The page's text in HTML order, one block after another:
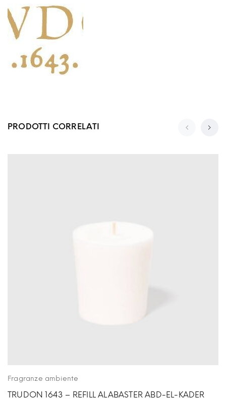
PRODOTTI CORRELATI
Fragranze ambiente
TRUDON 1643 – REFILL ALABASTER ABD-EL-KADER